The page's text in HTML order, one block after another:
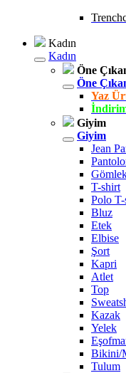
Kadın
Kadın
Öne
Öne
Yaz
Giyim
Giyim
Jean
T-shirt
Polo
Bluz
Etek
Elbise
Şort
Kapri
Atlet
Top
Kazak
Yelek
Bikini/
Tulum